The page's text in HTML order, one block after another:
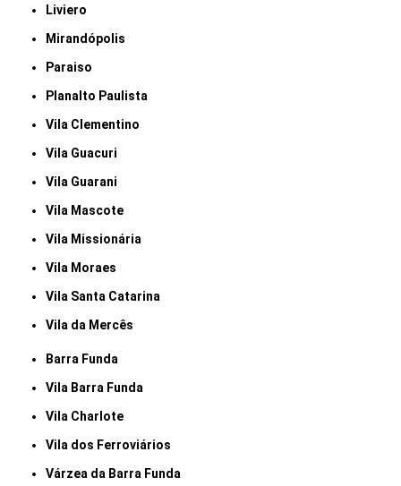
Liviero
Mirandópolis
Paraiso
Planalto Paulista
Vila Clementino
Vila Guacuri
Vila Guarani
Vila Mascote
Vila Missionária
Vila Moraes
Vila Santa Catarina
Vila da Mercês
Barra Funda
Vila Barra Funda
Vila Charlote
Vila dos Ferroviários
Várzea da Barra Funda